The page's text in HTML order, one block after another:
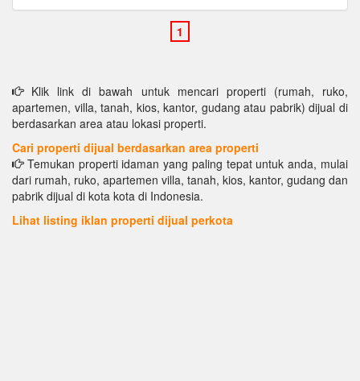
Klik link di bawah untuk mencari properti (rumah, ruko,
apartemen, villa, tanah, kios, kantor, gudang atau pabrik) dijual di
berdasarkan area atau lokasi properti.
Cari properti dijual berdasarkan area properti
Temukan properti idaman yang paling tepat untuk anda, mulai
dari rumah, ruko, apartemen villa, tanah, kios, kantor, gudang dan
pabrik dijual di kota kota di Indonesia.
Lihat listing iklan properti dijual perkota